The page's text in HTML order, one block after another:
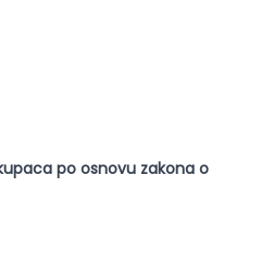
po osnovu zakona o